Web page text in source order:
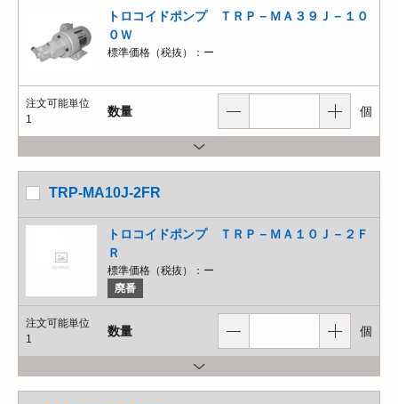
トロコイドポンプ ＴＲＰ－ＭＡ３９Ｊ－１０
０Ｗ
標準価格（税抜）： ー
注文可能単位
1
数量 個
TRP-MA10J-2FR
トロコイドポンプ ＴＲＰ－ＭＡ１０Ｊ－２Ｆ
Ｒ
標準価格（税抜）： ー
廃番
注文可能単位
1
数量 個